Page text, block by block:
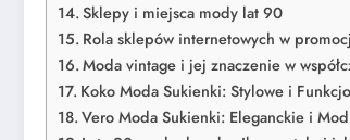
Sklepy i miejsca mody lat 90
Rola sklepów internetowych w
Moda vintage i jej znaczenie w
Koko Moda Sukienki: Stylowe i
Vero Moda Sukienki: Eleganckie i